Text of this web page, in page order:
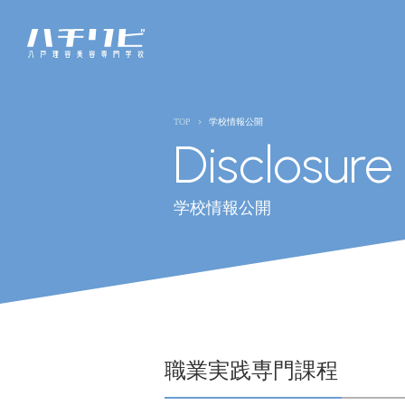
TOP 学校情報公開
Disclosure
学校情報公開
職業実践専門課程